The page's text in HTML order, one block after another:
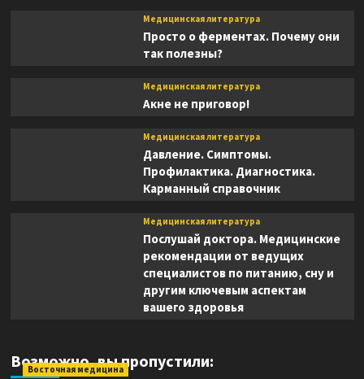
Медицинская литература
Просто о ферментах. Почему они
так полезны?
Медицинская литература
Акне не приговор!
Медицинская литература
Давление. Симптомы.
Профилактика. Диагностика.
Карманный справочник
Медицинская литература
Послушай доктора. Медицинские
рекомендации от ведущих
специалистов по питанию, сну и
другим ключевым аспектам
вашего здоровья
Возможно, вы пропустили:
Восточная медицина